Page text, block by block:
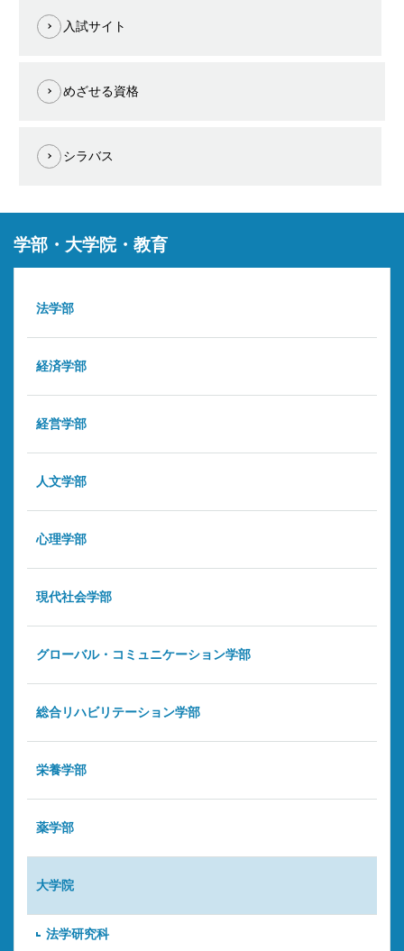
入試サイト
めざせる資格
シラバス
学部・大学院・教育
法学部
経済学部
経営学部
人文学部
心理学部
現代社会学部
グローバル・コミュニケーション学部
総合リハビリテーション学部
栄養学部
薬学部
大学院
法学研究科